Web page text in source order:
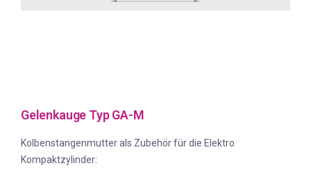
Gelenkauge Typ GA-M
Kolbenstangenmutter als Zubehör für die Elektro
Kompaktzylinder: